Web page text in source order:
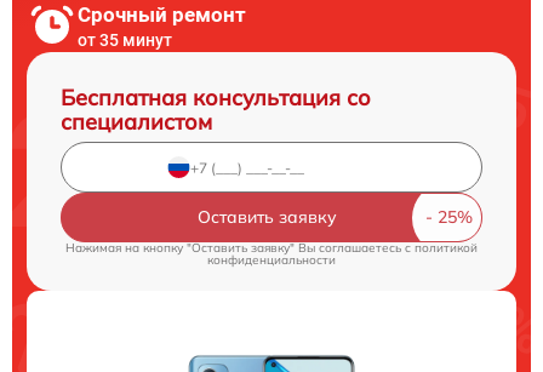
Срочный ремонт
от 35 минут
Бесплатная консультация со
специалистом
Оставить заявку
Нажимая на кнопку "Оставить заявку" Вы соглашаетесь c политикой
конфиденциальности